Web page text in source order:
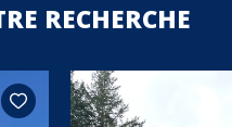
RECHERCHE